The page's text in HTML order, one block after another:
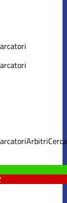
ArbitriCerca